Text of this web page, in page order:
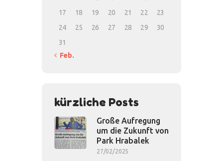
17
18 19 20 21 22
23
24
25 26 27 28 29
30
31
« Feb.
kürzliche Posts
Große Aufregung
um die Zukunft von
Park Hrabalek
27/02/2025